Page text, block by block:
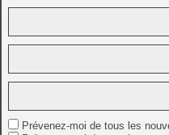
Prévenez-moi de tous les